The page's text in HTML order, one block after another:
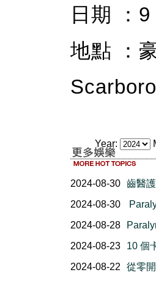
日期 ：
地點 ：
Year:
2024-08-30 齒醫
2024-08-30
2024-08-28
2024-08-23
10 個
2024-08-22
從零